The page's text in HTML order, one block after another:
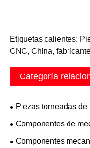
Etiquetas calientes:
CNC, China,
Categoría
Piezas torneadas de
Componentes de
Componentes